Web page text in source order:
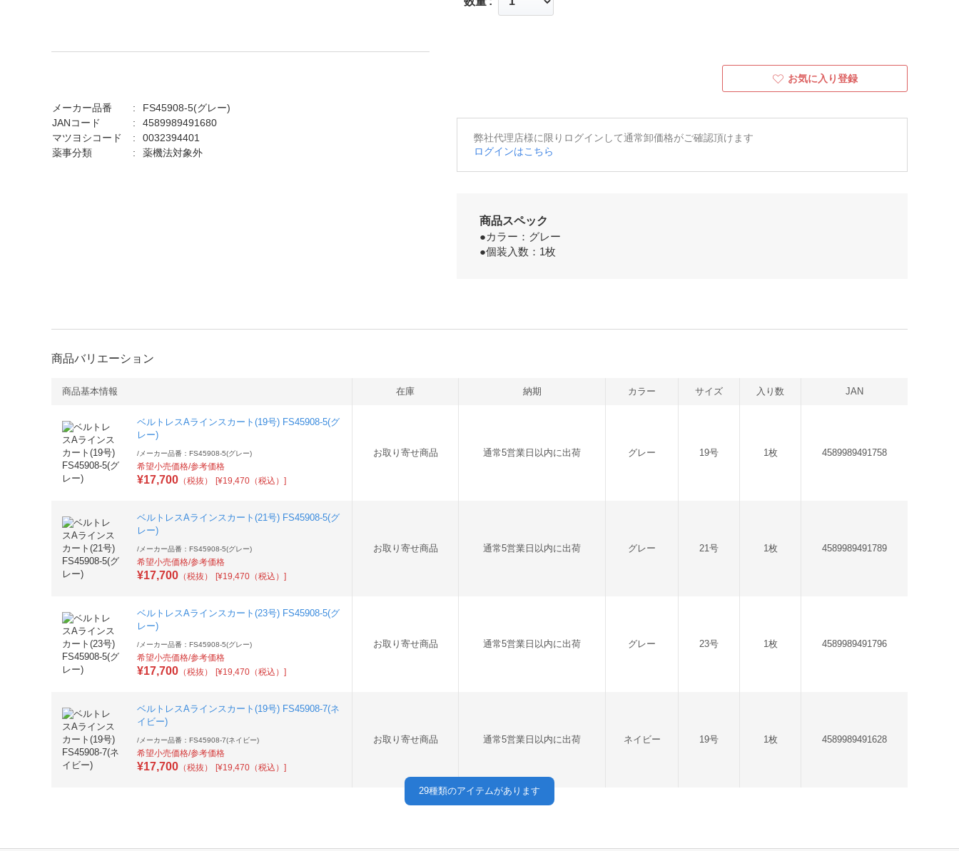
メーカー品番
FS45908-5(グレー)
JANコード
4589989491680
マツヨシコード
0032394401
薬事分類
薬機法対象外
お気に入り登録
弊社代理店様に限りログインして通常卸価格がご確認頂けます
ログインはこちら
商品スペック
●カラー：グレー
●個装入数：1枚
商品バリエーション
商品基本情報 在庫 納期 カラー サイズ 入り数 JAN
ベルトレスAラインスカート(19号) FS45908-5(グ
レー)
/ メーカー品番：FS45908-5(グレー)
希望小売価格/参考価格
¥17,700 （税抜） [¥19,470（税込）]
お取り寄せ商品 通常5営業日以内に出荷 グレー 19号 1枚 4589989491758
ベルトレスAラインスカート(21号) FS45908-5(グ
レー)
/ メーカー品番：FS45908-5(グレー)
希望小売価格/参考価格
¥17,700 （税抜） [¥19,470（税込）]
お取り寄せ商品 通常5営業日以内に出荷 グレー 21号 1枚 4589989491789
ベルトレスAラインスカート(23号) FS45908-5(グ
レー)
/ メーカー品番：FS45908-5(グレー)
希望小売価格/参考価格
¥17,700 （税抜） [¥19,470（税込）]
お取り寄せ商品 通常5営業日以内に出荷 グレー 23号 1枚 4589989491796
ベルトレスAラインスカート(19号) FS45908-7(ネ
イビー)
/ メーカー品番：FS45908-7(ネイビー)
希望小売価格/参考価格
¥17,700 （税抜） [¥19,470（税込）]
お取り寄せ商品 通常5営業日以内に出荷 ネイビー 19号 1枚 4589989491628
29種類のアイテムがあります